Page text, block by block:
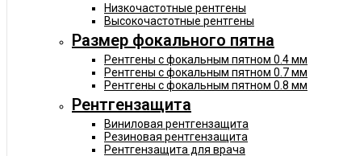
Низкочастотные рентгены
Высокочастотные рентгены
Размер фокального пятна
Рентгены с фокальным пятном 0.4 мм
Рентгены с фокальным пятном 0.7 мм
Рентгены с фокальным пятном 0.8 мм
Рентгензащита
Виниловая рентгензащита
Резиновая рентгензащита
Рентгензащита для врача